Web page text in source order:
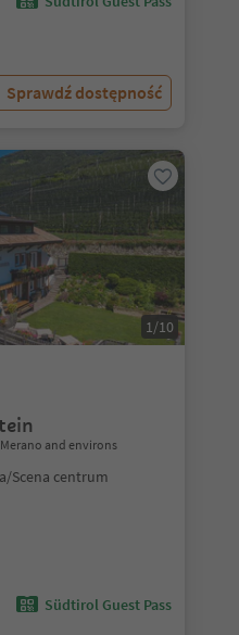
Sprawdź dostępność
1/10
and environs
Scena centrum
Südtirol Guest Pass